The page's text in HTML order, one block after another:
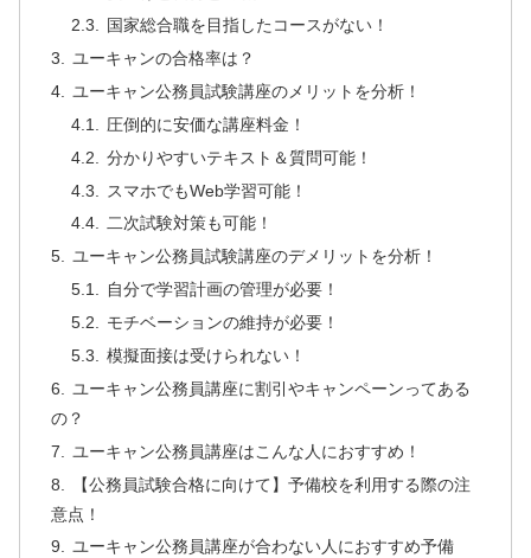
国家総合職を目指したコースがない！
ユーキャンの合格率は？
ユーキャン公務員試験講座のメリットを分析！
圧倒的に安価な講座料金！
分かりやすいテキスト＆質問可能！
スマホでもWeb学習可能！
二次試験対策も可能！
ユーキャン公務員試験講座のデメリットを分析！
自分で学習計画の管理が必要！
モチベーションの維持が必要！
模擬面接は受けられない！
ユーキャン公務員講座に割引やキャンペーンってある
の？
ユーキャン公務員講座はこんな人におすすめ！
【公務員試験合格に向けて】予備校を利用する際の注
意点！
ユーキャン公務員講座が合わない人におすすめ予備